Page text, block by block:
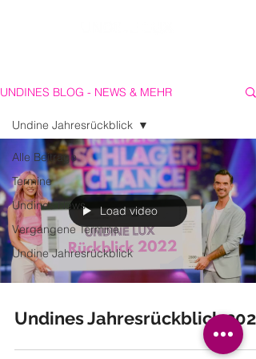
UNDINES BLOG - NEWS & MEHR
Alle Beiträge
Termine
Undines News
Vergangene Termine
Undine Jahresrückblick
Undine Jahresrückblick
Load video
Undines Jahresrückblick 2022